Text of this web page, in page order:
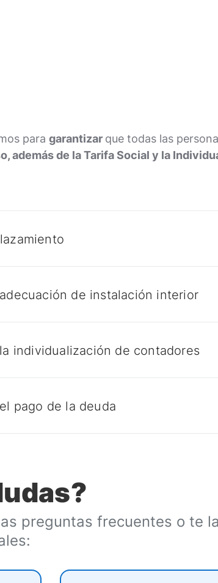
para garantizar que todas las
además de la Tarifa Social y la
de instalación interior
individualización de contadores
pago de la deuda
preguntas frecuentes o te